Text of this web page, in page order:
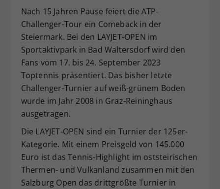
Nach 15 Jahren Pause feiert die ATP-
Challenger-Tour ein Comeback in der
Steiermark. Bei den LAYJET-OPEN im
Sportaktivpark in Bad Waltersdorf wird den
Fans vom 17. bis 24. September 2023
Toptennis präsentiert. Das bisher letzte
Challenger-Turnier auf weiß-grünem Boden
wurde im Jahr 2008 in Graz-Reininghaus
ausgetragen.
Die LAYJET-OPEN sind ein Turnier der 125er-
Kategorie. Mit einem Preisgeld von 145.000
Euro ist das Tennis-Highlight im oststeirischen
Thermen- und Vulkanland zusammen mit den
Salzburg Open das drittgrößte Turnier in